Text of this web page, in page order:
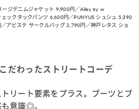
ージデニムジャケット 9,900円／Alley by w
ックタックパンツ 6,600円／PUNYUS シュシュ 5,390
アビステ サークルバッグ 2,790円／神戸レタス ショ
だわったストリートコーデ
リート要素をプラス。ブーツとブ
意識◎。